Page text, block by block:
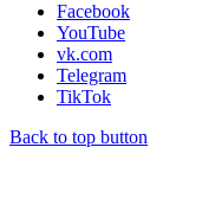
Facebook
YouTube
vk.com
Telegram
TikTok
Back to top button